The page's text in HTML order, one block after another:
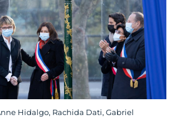
Hidalgo, Rachida Dati, Gabriel